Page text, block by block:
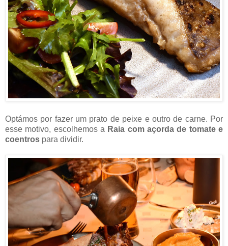
Optámos por fazer um prato de peixe e outro de carne. Por
esse motivo, escolhemos a Raia com açorda de tomate e
coentros para dividir.